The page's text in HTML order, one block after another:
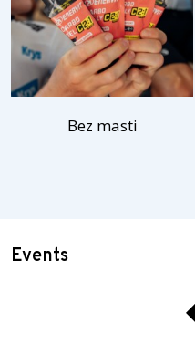
Bez masti
Events